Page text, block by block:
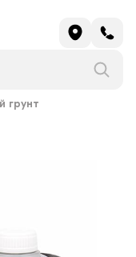
грунт